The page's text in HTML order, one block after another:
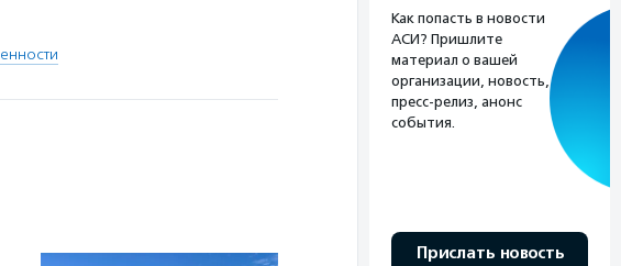
Как попасть в новости
АСИ? Пришлите
материал о вашей
организации, новость,
пресс-релиз, анонс
события.
Прислать новость